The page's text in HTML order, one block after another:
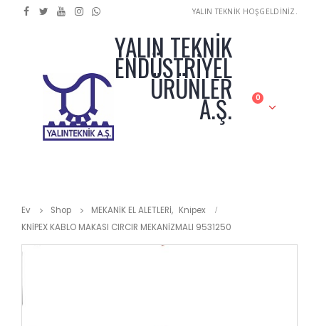
YALIN TEKNİK HOŞGELDİNİZ.
YALIN TEKNİK
ENDÜSTRİYEL
ÜRÜNLER
A.Ş. 0
Ev Shop MEKANİK EL ALETLERİ, Knipex
KNİPEX KABLO MAKASI CIRCIR MEKANİZMALI 9531250